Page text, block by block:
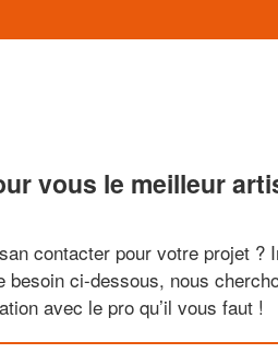
vous le meilleur
contacter pour votre projet ?
besoin ci-dessous, nous
avec le pro qu’il vous faut !